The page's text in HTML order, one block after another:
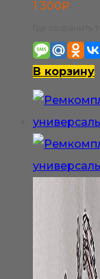
1 300₽
В корзину